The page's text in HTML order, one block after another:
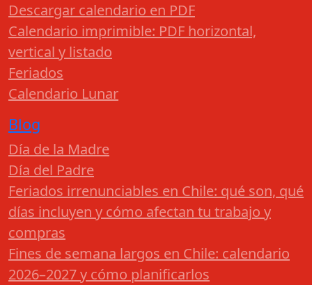
Descargar calendario en PDF
Calendario imprimible: PDF horizontal,
vertical y listado
Feriados
Calendario Lunar
Blog
Día de la Madre
Día del Padre
Feriados irrenunciables en Chile: qué son, qué
días incluyen y cómo afectan tu trabajo y
compras
Fines de semana largos en Chile: calendario
2026–2027 y cómo planificarlos